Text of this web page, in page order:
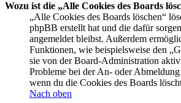
Wozu ist die „Alle Cookies des Boards
„Alle Cookies des Boards löschen“
phpBB erstellt hat und die dafür
angemeldet bleibst. Außerdem
Funktionen, wie beispielsweise den
sie von der Board-Administration
Probleme bei der An- oder
wenn du die Cookies des Boards
Nach oben